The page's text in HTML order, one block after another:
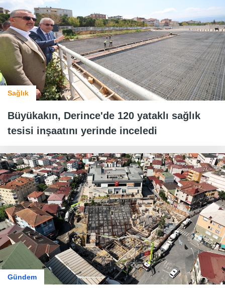
Sağlık
Büyükakın, Derince'de 120 yataklı sağlık
tesisi inşaatını yerinde inceledi
Gündem